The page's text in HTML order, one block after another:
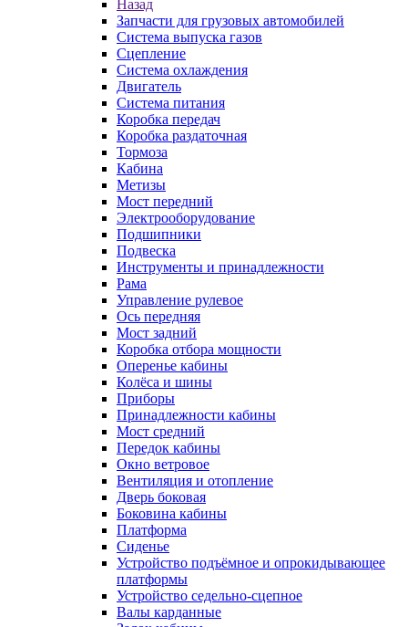
Назад
Запчасти для грузовых автомобилей
Система выпуска газов
Сцепление
Система охлаждения
Двигатель
Система питания
Коробка передач
Коробка раздаточная
Тормоза
Кабина
Метизы
Мост передний
Электрооборудование
Подшипники
Подвеска
Инструменты и принадлежности
Рама
Управление рулевое
Ось передняя
Мост задний
Коробка отбора мощности
Оперенье кабины
Колёса и шины
Приборы
Принадлежности кабины
Мост средний
Передок кабины
Окно ветровое
Вентиляция и отопление
Дверь боковая
Боковина кабины
Платформа
Сиденье
Устройство подъёмное и опрокидывающее
платформы
Устройство седельно-сцепное
Валы карданные